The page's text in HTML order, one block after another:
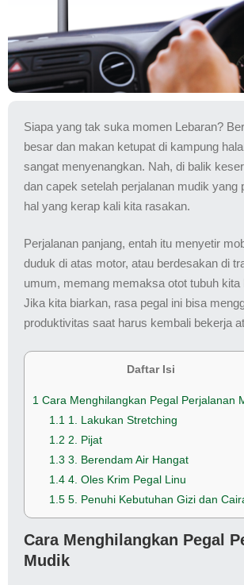
Siapa yang tak suka momen Lebaran?
besar dan makan ketupat di kampung
sangat menyenangkan. Nah, di balik
dan capek setelah perjalanan mudik yang
hal yang kerap kali kita rasakan.
Perjalanan panjang, entah itu menyetir
duduk di atas motor, atau berdesakan di
umum, memang memaksa otot tubuh kita
Jika kita biarkan, rasa pegal ini bisa
produktivitas saat harus kembali bekerja
Daftar Isi
1 Cara Menghilangkan Pegal Perjalanan
1.1 1. Lakukan Stretching
1.2 2. Pijat
1.3 3. Berendam Air Hangat
1.4 4. Oles Krim Pegal Linu
1.5 5. Penuhi Kebutuhan Gizi dan
Cara Menghilangkan Pegal
Mudik